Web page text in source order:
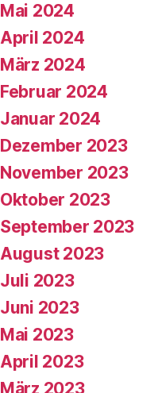
Mai 2024
April 2024
März 2024
Februar 2024
Januar 2024
Dezember 2023
November 2023
Oktober 2023
September 2023
August 2023
Juli 2023
Juni 2023
Mai 2023
April 2023
März 2023